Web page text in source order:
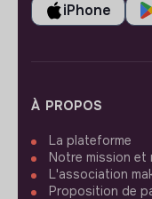
iPhone
À PROPOS
La plateforme
Notre mission et
L'association
Proposition de